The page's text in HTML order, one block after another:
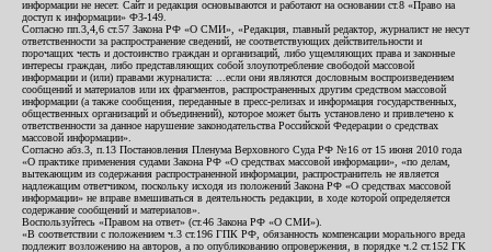
информации не несет. Сайт и редакция основываются и работают на основании ст.8 «Право на
доступ к информации» ФЗ-149.
Согласно пп.3,4,6 ст.57 Закона РФ «О СМИ», «Редакция, главный редактор, журналист не несут
ответственности за распространение сведений, не соответствующих действительности и
порочащих честь и достоинство граждан и организаций, либо ущемляющих права и законные
интересы граждан, либо представляющих собой злоупотребление свободой массовой
информации и (или) правами журналиста: ...если они являются дословным воспроизведением
сообщений и материалов или их фрагментов, распространенных другим средством массовой
информации (а также сообщения, переданные в пресс-релизах и информация государственных,
общественных организаций и объединений), которое может быть установлено и привлечено к
ответственности за данное нарушение законодательства Российской Федерации о средствах
массовой информации».
Согласно абз.3, п.13 Постановления Пленума Верховного Суда РФ №16 от 15 июня 2010 года
«О практике применения судами Закона РФ «О средствах массовой информации», «по делам,
вытекающим из содержания распространенной информации, распространитель не является
надлежащим ответчиком, поскольку исходя из положений Закона РФ «О средствах массовой
информации» не вправе вмешиваться в деятельность редакции, в ходе которой определяется
содержание сообщений и материалов».
Воспользуйтесь «Правом на ответ» (ст.46 Закона РФ «О СМИ»).
«В соответствии с положением ч.3 ст.196 ГПК РФ, обязанность компенсации морального вреда
подлежит возложению на авторов, а по опубликованию опровержения, в порядке ч.2 ст.152 ГК